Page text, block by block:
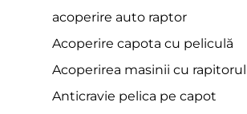
acoperire auto raptor
Acoperire capota cu peliculă
Acoperirea masinii cu rapitorul
Anticravie pelica pe capot